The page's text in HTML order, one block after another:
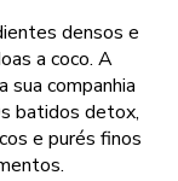
densos e
a coco. A
sua companhia
batidos detox,
e purés finos